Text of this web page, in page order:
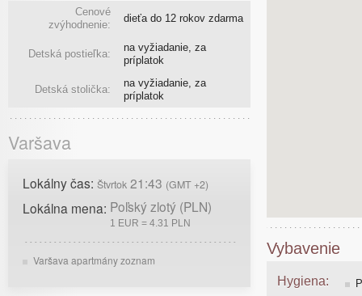
Vybavenie
Hygiena:
Cenové
zvýhodnenie:
dieťa do 12 rokov zdarma
Detská postieľka:
na vyžiadanie, za
príplatok
Detská stolička:
na vyžiadanie, za
príplatok
Varšava
Lokálny čas: Štvrtok 21:43 (GMT +2)
Lokálna mena: Poľský zlotý (PLN)
1 EUR = 4.31 PLN
Varšava apartmány zoznam